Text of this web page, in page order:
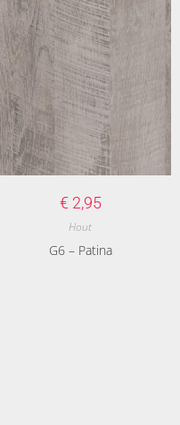
€ 2,95
Hout
G6 – Patina